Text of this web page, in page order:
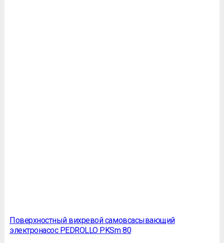
Поверхностный вихревой самовсасывающий
электронасос PEDROLLO PKSm 80